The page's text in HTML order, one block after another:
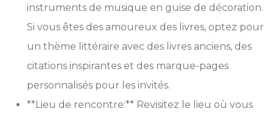
instruments de musique en guise de décoration.
Si vous êtes des amoureux des livres, optez pour
un thème littéraire avec des livres anciens, des
citations inspirantes et des marque-pages
personnalisés pour les invités.
**Lieu de rencontre:** Revisitez le lieu où vous